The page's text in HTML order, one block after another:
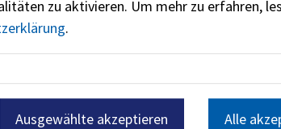
minderjährige Personen betreut werden,
und zur Stärkung der Impfprävention
muss vor Praktikumsbeginn zwingend
vorab noch einerweitertes
zu aktivieren. Um mehr zu erfahren,
.
Ausgewählte akzeptieren Alle